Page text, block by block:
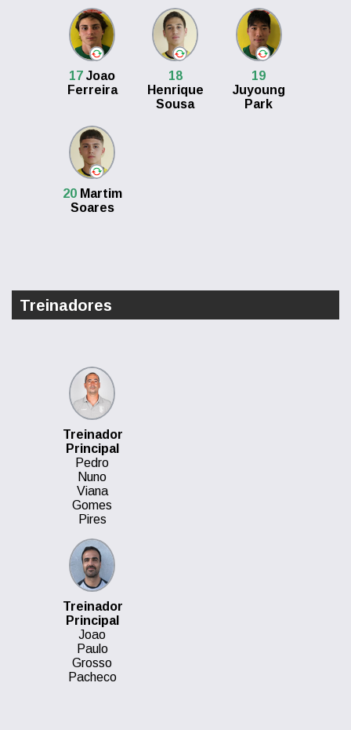
17 Joao
Ferreira
18
Henrique
Sousa
19
Juyoung
Park
20Martim
Soares
Treinadores
Treinador
Principal
Pedro
Nuno
Viana
Gomes
Pires
Treinador
Principal
Joao
Paulo
Grosso
Pacheco